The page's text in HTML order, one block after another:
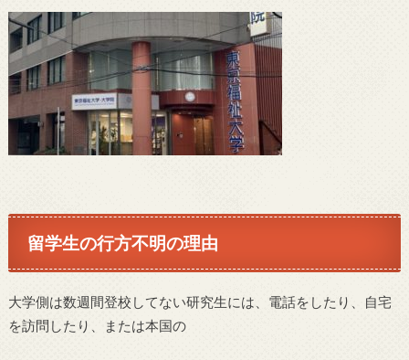
留学生の行方不明の理由
大学側は数週間登校してない研究生には、電話をしたり、自宅
を訪問したり、または本国の